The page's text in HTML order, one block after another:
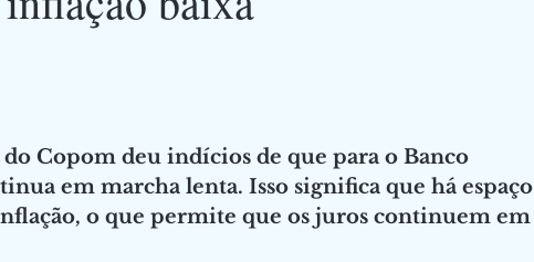
Crise Cassinos
Copom deu indícios de que para o Banco
em marcha lenta. Isso significa que há espaço
o que permite que os juros continuem em